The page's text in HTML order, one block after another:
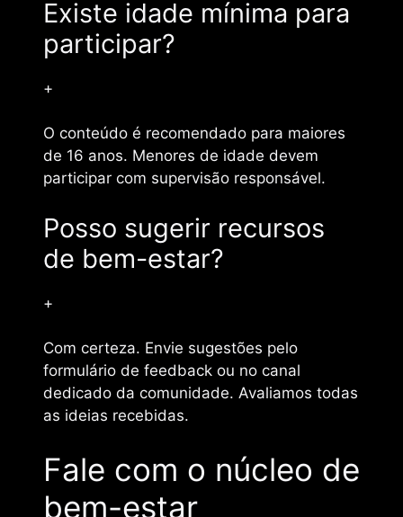
Existe idade mínima para
participar?
+
O conteúdo é recomendado para maiores
de 16 anos. Menores de idade devem
participar com supervisão responsável.
Posso sugerir recursos
de bem-estar?
+
Com certeza. Envie sugestões pelo
formulário de feedback ou no canal
dedicado da comunidade. Avaliamos todas
as ideias recebidas.
Fale com o núcleo de
bem-estar